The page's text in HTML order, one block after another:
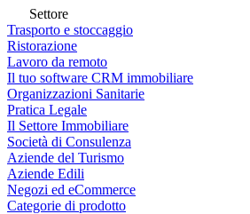
Settore
Trasporto e stoccaggio
Ristorazione
Lavoro da remoto
Il tuo software CRM immobiliare
Organizzazioni Sanitarie
Pratica Legale
Il Settore Immobiliare
Società di Consulenza
Aziende del Turismo
Aziende Edili
Negozi ed eCommerce
Categorie di prodotto